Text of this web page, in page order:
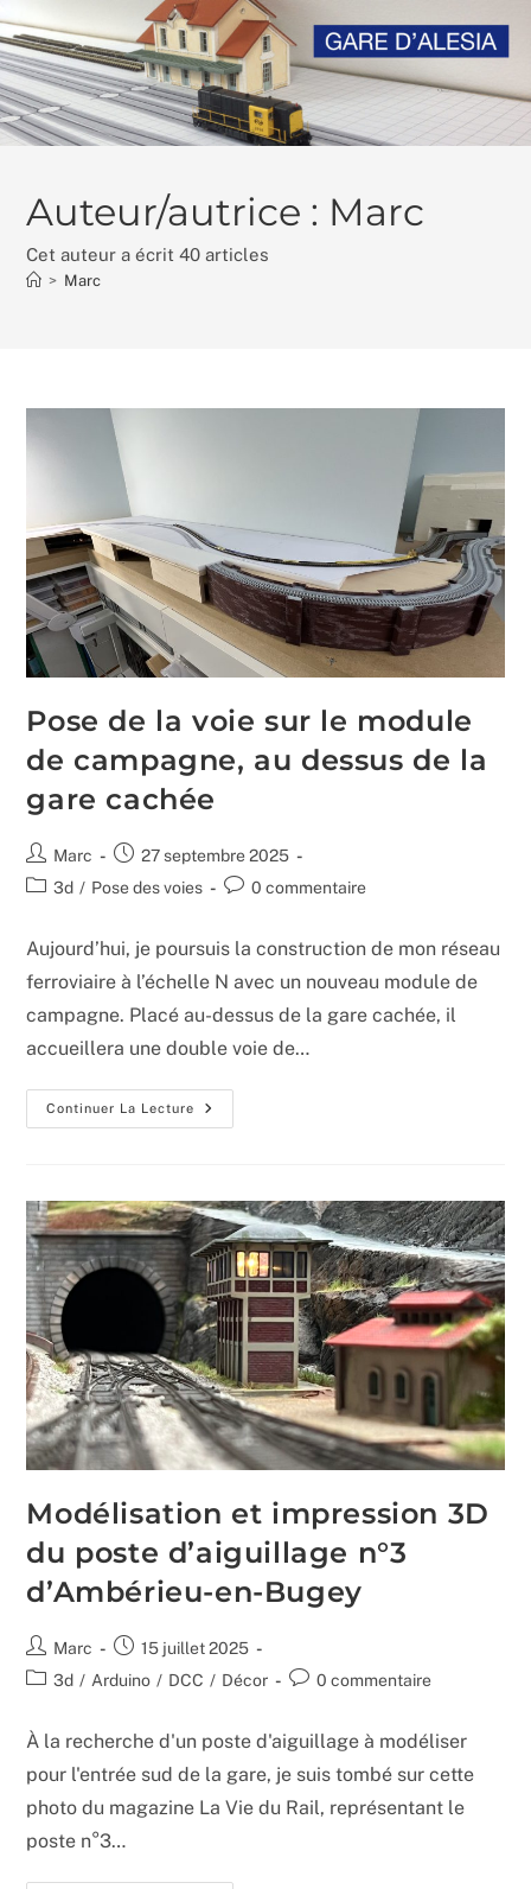
to
content
Auteur/autrice : Marc
Cet auteur a écrit 40 articles
> Marc
Pose de la voie sur le module
de campagne, au dessus de la
gare cachée
Auteur/autrice
de
Marc
Publication
publiée :
27 septembre 2025
Post3d / Pose des voies
Commentaires
publication :
0 commentaire
Aujourd’hui, je poursuis la construction de mon réseau
ferroviaire à l’échelle N avec un nouveau module de
campagne. Placé au-dessus de la gare cachée, il
accueillera une double voie de…
Continuer La Lecture
Pose
De
Module
De
Campagne,
Au
Dessus
De
La
Gare
Cachée
Modélisation et impression 3D
du poste d’aiguillage n°3
d’Ambérieu-en-Bugey
Auteur/autrice
de
Marc
Publication
publiée :
15 juillet 2025
Post3d / Arduino / DCC / Décor
Commentaires
publication :
0 commentaire
À la recherche d'un poste d'aiguillage à modéliser
pour l'entrée sud de la gare, je suis tombé sur cette
photo du magazine La Vie du Rail, représentant le
poste n°3…